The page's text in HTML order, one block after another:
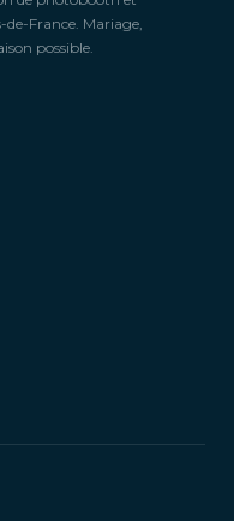
France. Mariage,
possible.